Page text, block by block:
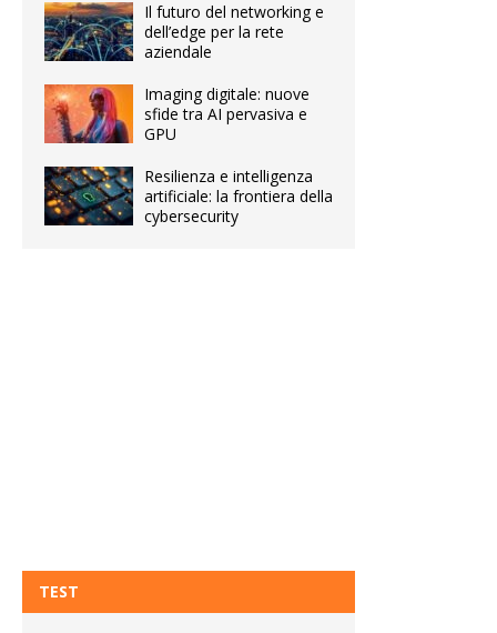
Il futuro del networking e
dell’edge per la rete
aziendale
Imaging digitale: nuove
sfide tra AI pervasiva e
GPU
Resilienza e intelligenza
artificiale: la frontiera della
cybersecurity
TEST